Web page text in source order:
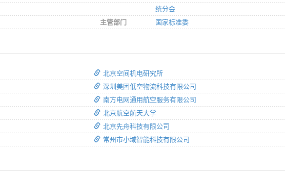
统分会
主管部门
国家标准委
北京空间机电研究所
深圳美团低空物流科技有限公司
南方电网通用航空服务有限公司
北京航空航天大学
北京先舟科技有限公司
常州市小域智能科技有限公司